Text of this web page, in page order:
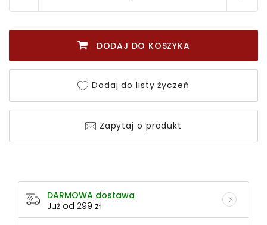
DODAJ DO KOSZYKA
Dodaj do listy życzeń
Zapytaj o produkt
DARMOWA dostawa
Już od 299 zł